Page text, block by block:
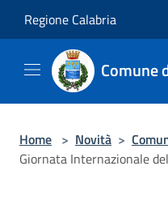
Regione Calabria
Comune
Home > Novità >
Giornata Internazionale